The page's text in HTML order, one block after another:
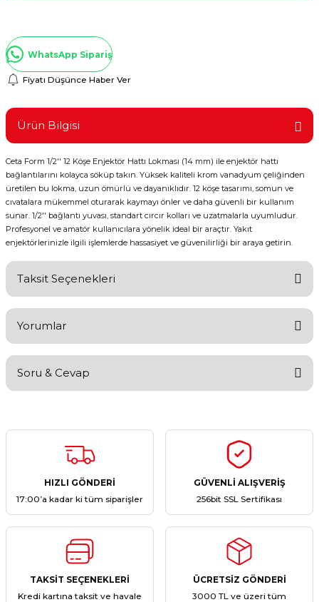
Atölye Aletleri
WhatsApp Sipariş
Fiyatı Düşünce Haber Ver
Ürün Bilgisi
Ceta Form 1/2'' 12 Köşe Enjektör Hattı Lokması (14 mm) ile enjektör hattı
bağlantılarını kolayca söküp takın. Yüksek kaliteli krom vanadyum çeliğinden
üretilen bu lokma, uzun ömürlü ve dayanıklıdır. 12 köşe tasarımı, somun ve
cıvatalara mükemmel oturarak kaymayı önler ve daha güvenli bir kullanım
sunar. 1/2'' bağlantı yuvası, standart cırcır kolları ve uzatmalarla uyumludur.
Profesyonel ve amatör kullanıcılara yönelik ideal bir araçtır. Yakıt
enjektörlerinizle ilgili işlemlerde hassasiyet ve güvenilirliği bir araya getirin.
Taksit Seçenekleri
Yorumlar
Yorum Yaz
Soru & Cevap
Ürün hakkında henüz soru sorulmamış.
HIZLI GÖNDERİ
17:00’a kadar ki tüm siparişler
GÜVENLİ ALIŞVERİŞ
256bit SSL Sertifikası
TAKSİT SEÇENEKLERİ
Kredi kartına taksit ve havale
ÜCRETSİZ GÖNDERİ
3000 TL ve üzeri tüm